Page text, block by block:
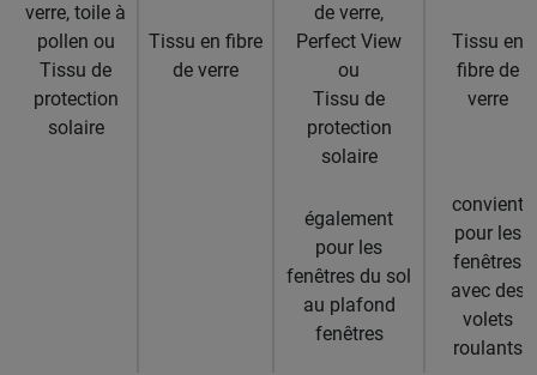
verre, toile à
pollen ou
Tissu de
protection
solaire
Tissu en fibre
de verre
de verre,
Perfect View
ou
Tissu de
protection
solaire
Tissu en
fibre de
verre
également
pour les
fenêtres du sol
au plafond
fenêtres
convient
pour les
fenêtres
avec des
volets
roulants